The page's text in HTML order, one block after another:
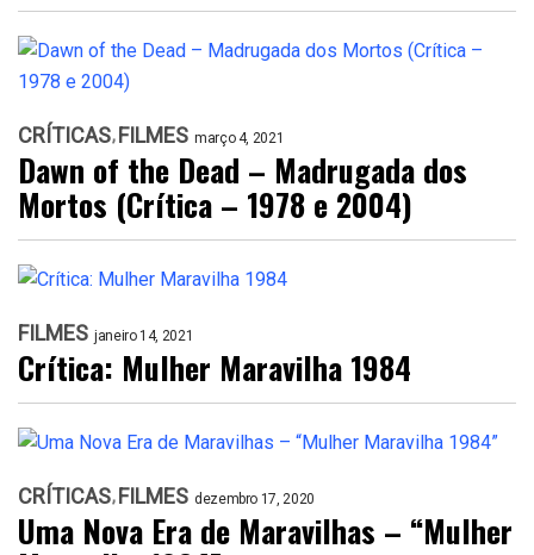
CRÍTICAS FILMES março 4, 2021
Dawn of the Dead – Madrugada dos
Mortos (Crítica – 1978 e 2004)
FILMES janeiro 14, 2021
Crítica: Mulher Maravilha 1984
CRÍTICAS FILMES dezembro 17, 2020
Uma Nova Era de Maravilhas – “Mulher